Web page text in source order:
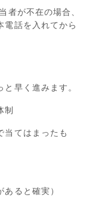
者が不在の場合、
電話を入れてから
早く進みます。
制
当てはまったも
ると確実）